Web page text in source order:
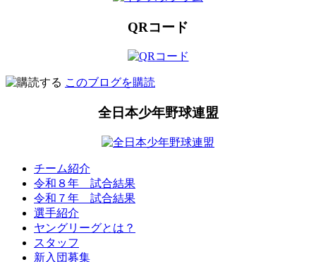
QRコード
このブログを購読
全日本少年野球連盟
チーム紹介
令和８年 試合結果
令和７年 試合結果
選手紹介
ヤングリーグとは？
スタッフ
新入団募集